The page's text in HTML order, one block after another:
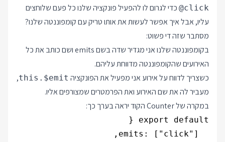
@click כדי לגרום לו להפעיל פונקציה שלנו כל פעם שלוחצים
עליו, אבל איך אפשר לעשות את אותו טריק עם קומפוננטה שלנו?
מסתבר שזה די פשוט:
בקומפוננטה שלנו אני מגדיר שדה בשם emits ושם כותב את כל
האירועים שהקומפוננטה מדווחת עליהם.
כשצריך לדווח על אירוע אני מפעיל את הפונקציה this.$emit
,
מעביר לה את שם האירוע ואת הפרמטרים שמצורפים אליו.
במקרה של Counter הקוד יראה בערך כך: